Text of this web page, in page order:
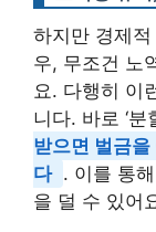
하지만 경제
우, 무조건 노
요. 다행히 이
니다. 바로 ‘분
받으면 벌금
다 . 이를 통
을 덜 수 있어